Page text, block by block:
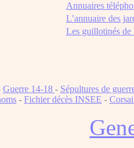
Annuaires
L’annuaire des
Les guillotinés de
Guerre 14-18 - Sépultures de
- Fichier décès INSEE -